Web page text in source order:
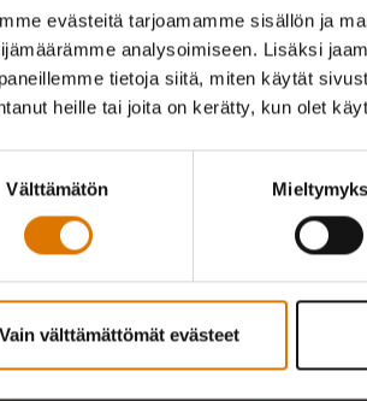
evästeitä tarjoamamme sisällön ja
analysoimiseen. Lisäksi
tietoja siitä, miten käytät
heille tai joita on kerätty, kun olet
Välttämätön
Vain välttämättömät evästeet
(cm)